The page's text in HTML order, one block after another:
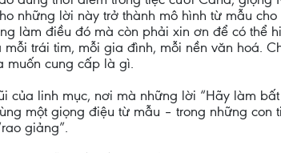
những lời này trở thành mô hình từ mẫu
làm điều đó mà còn phải xin ơn để có thể
trái tim, mỗi gia đình, mỗi nền văn hoá.
muốn cung cấp là gì.
của linh mục, nơi mà những lời “Hãy làm
một giọng điệu từ mẫu – trong những
giảng”.